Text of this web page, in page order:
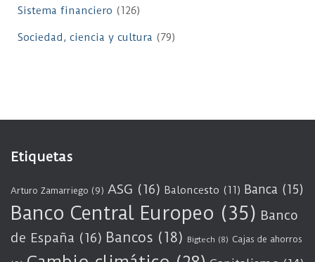
Sistema financiero (126)
Sociedad, ciencia y cultura (79)
Etiquetas
Arturo Zamarriego (9) ASG (16) Baloncesto (11) Banca (15)
Banco Central Europeo (35) Banco
de España (16) Bancos (18) Bigtech (8) Cajas de ahorros